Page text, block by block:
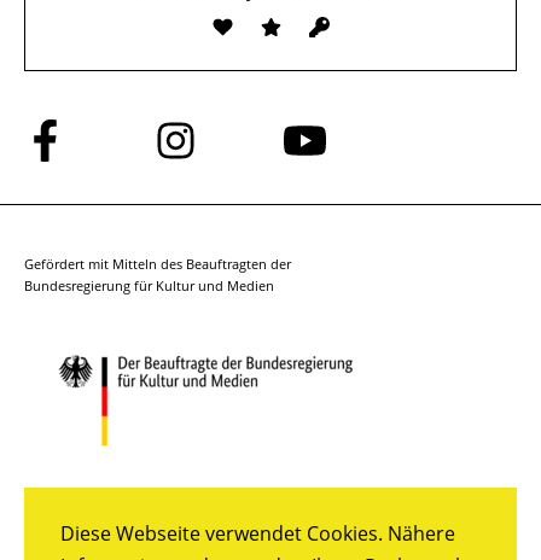
Diese Webseite verwendet Cookies. Nähere
Folge
uns
auf
Folge
uns
auf
Folge
auf
Gefördert mit Mitteln des Beauftragten der
Bundesregierung für Kultur und Medien